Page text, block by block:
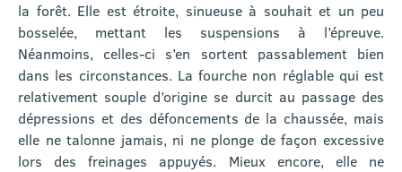
la forêt. Elle est étroite, sinueuse à souhait et un peu
bosselée, mettant les suspensions à l’épreuve.
Néanmoins, celles-ci s’en sortent passablement bien
dans les circonstances. La fourche non réglable qui est
relativement souple d’origine se durcit au passage des
dépressions et des défoncements de la chaussée, mais
elle ne talonne jamais, ni ne plonge de façon excessive
lors des freinages appuyés. Mieux encore, elle ne